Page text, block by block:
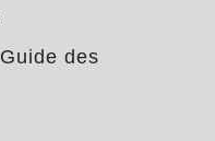
Guide des